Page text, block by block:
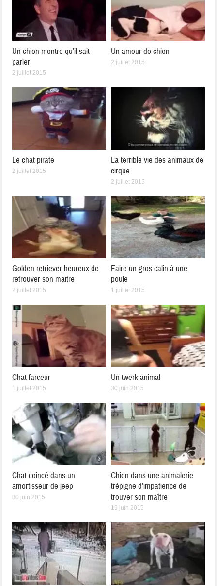
Un chien montre qu’il sait
parler
2 juillet 2015
Un amour de chien
2 juillet 2015
Le chat pirate
2 juillet 2015
La terrible vie des animaux de
cirque
2 juillet 2015
Golden retriever heureux de
retrouver son maitre
2 juillet 2015
Faire un gros calin à une
poule
1 juillet 2015
Chat farceur
1 juillet 2015
Un twerk animal
30 juin 2015
Chat coincé dans un
amortisseur de jeep
30 juin 2015
Chien dans une animalerie
trépigne d’impatience de
trouver son maître
19 juin 2015